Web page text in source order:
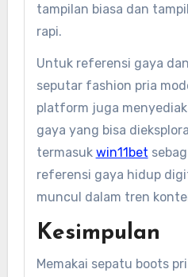
tampilan biasa dan
rapi.
Untuk referensi gaya
seputar fashion pria
platform juga
gaya yang bisa
termasuk win11bet
referensi gaya hidup
muncul dalam tren
Kesimpulan
Memakai sepatu boots